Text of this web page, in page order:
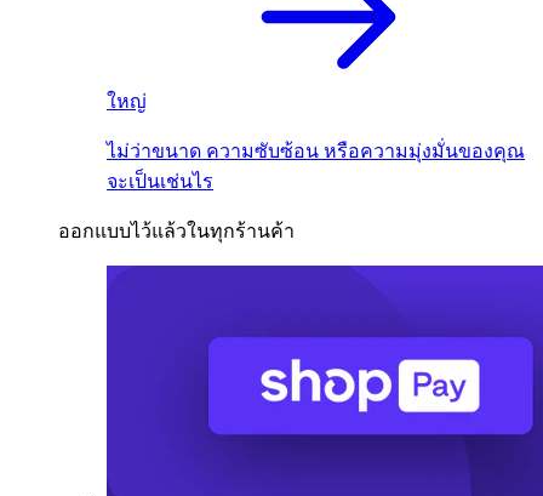
ใหญ่
ไม่ว่าขนาด ความซับซ้อน หรือความมุ่งมั่นของคุณ
จะเป็นเช่นไร
ออกแบบไว้แล้วในทุกร้านค้า